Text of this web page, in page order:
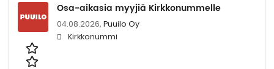
Osa-aikasia myyjiä Kirkkonummelle
04.08.2026, Puuilo Oy
Kirkkonummi